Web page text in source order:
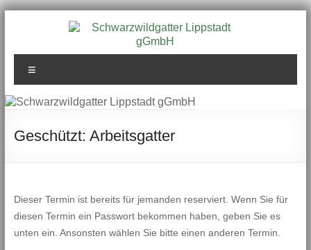
Schwarzwildgatter
Lippstadt gGmbH
Geschützt: Arbeitsgatter
Dieser Termin ist bereits für jemanden reserviert. Wenn Sie für
diesen Termin ein Passwort bekommen haben, geben Sie es
unten ein. Ansonsten wählen Sie bitte einen anderen Termin.